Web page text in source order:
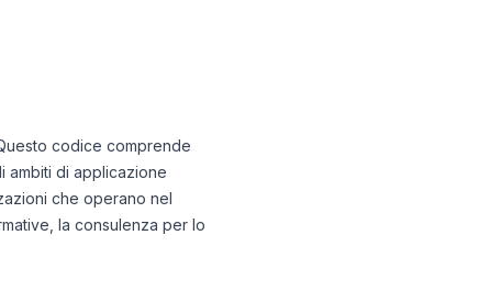
codice comprende
ambiti di applicazione
che operano nel
la consulenza per lo